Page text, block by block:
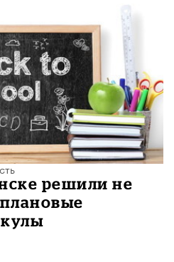
решили не